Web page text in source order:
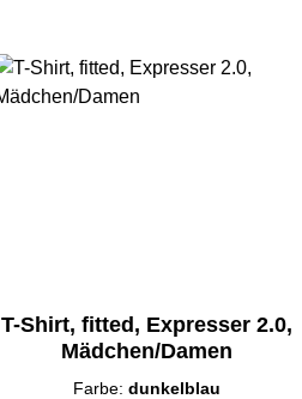
T-Shirt, fitted, Expresser 2.0,
Mädchen/Damen
Farbe: dunkelblau